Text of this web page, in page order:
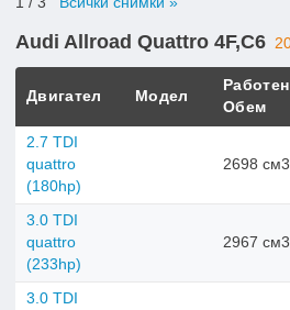
Audi Allroad Quattro 4F,C6
Двигател Модел
Работен
Обем
2.7 TDI
quattro
(180hp)
2698 см3
3.0 TDI
quattro
(233hp)
2967 см3
3.0 TDI